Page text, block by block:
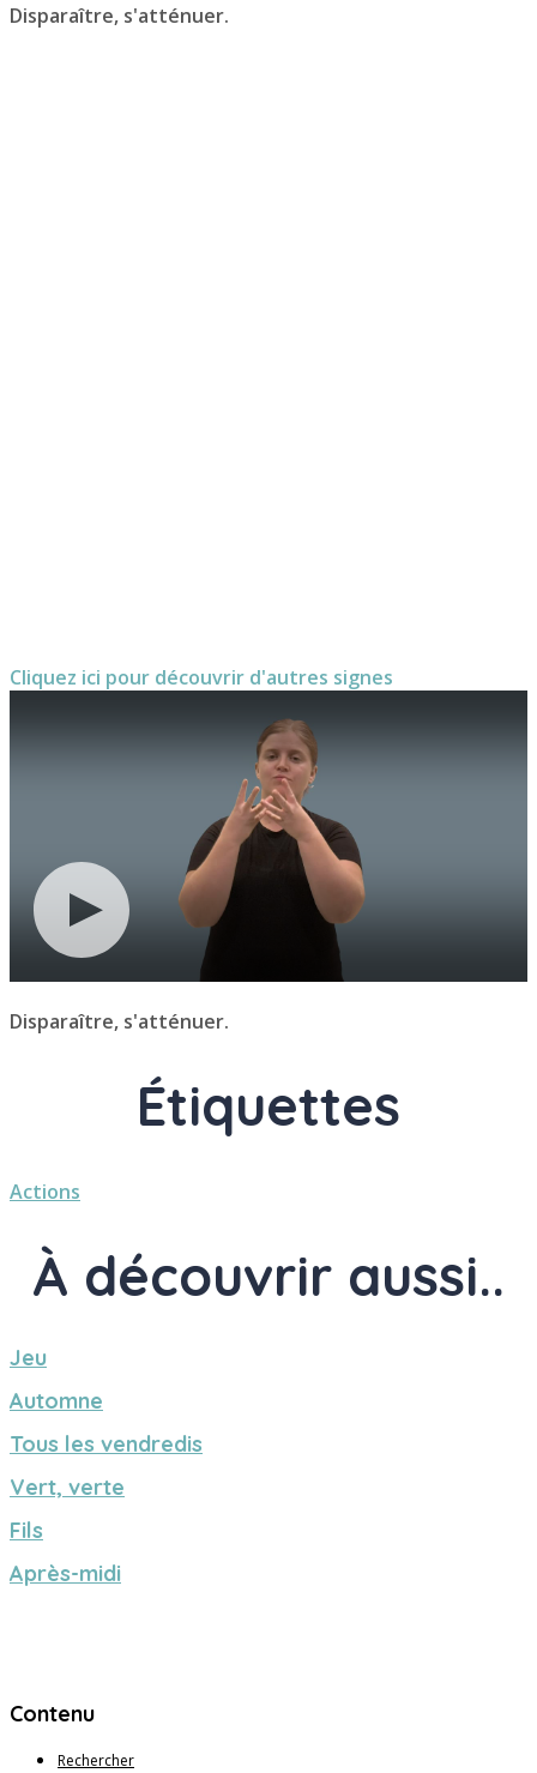
Disparaître, s'atténuer.
Cliquez ici pour découvrir d'autres signes
Disparaître, s'atténuer.
Étiquettes
Actions
À découvrir aussi..
Jeu
Automne
Tous les vendredis
Vert, verte
Fils
Après-midi
Contenu
Rechercher